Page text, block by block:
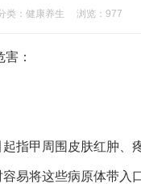
类： 健康养生 浏览：977
：
指甲周围皮肤红肿、
易将这些病原体带入